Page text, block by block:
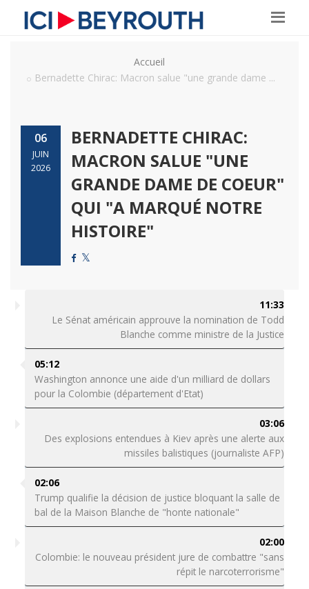
Accueil
Bernadette Chirac: Macron salue "une grande dame ...
06
JUIN
2026
BERNADETTE CHIRAC:
MACRON SALUE "UNE
GRANDE DAME DE COEUR"
QUI "A MARQUÉ NOTRE
HISTOIRE"
11:33
Le Sénat américain approuve la nomination de Todd
Blanche comme ministre de la Justice
05:12
Washington annonce une aide d'un milliard de dollars
pour la Colombie (département d'Etat)
03:06
Des explosions entendues à Kiev après une alerte aux
missiles balistiques (journaliste AFP)
02:06
Trump qualifie la décision de justice bloquant la salle de
bal de la Maison Blanche de "honte nationale"
02:00
Colombie: le nouveau président jure de combattre "sans
répit le narcoterrorisme"